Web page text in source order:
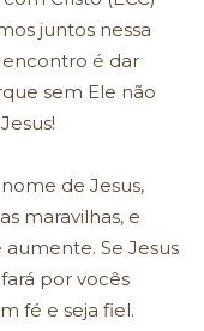
juntos nessa
encontro é dar
sem Ele não
de Jesus,
maravilhas, e
Se Jesus
por vocês
fé e seja fiel.